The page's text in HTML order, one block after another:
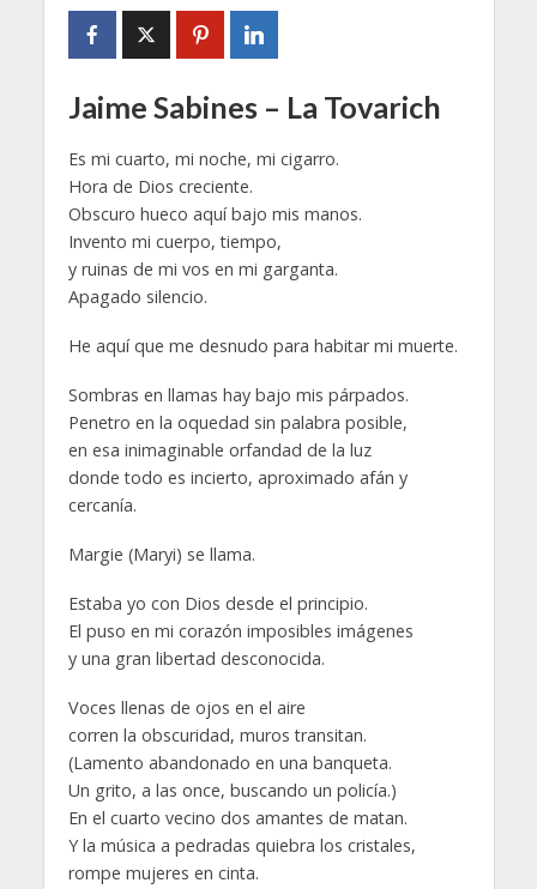
Jaime Sabines – La Tovarich
Es mi cuarto, mi noche, mi cigarro.
Hora de Dios creciente.
Obscuro hueco aquí bajo mis manos.
Invento mi cuerpo, tiempo,
y ruinas de mi vos en mi garganta.
Apagado silencio.
He aquí que me desnudo para habitar mi muerte.
Sombras en llamas hay bajo mis párpados.
Penetro en la oquedad sin palabra posible,
en esa inimaginable orfandad de la luz
donde todo es incierto, aproximado afán y
cercanía.
Margie (Maryi) se llama.
Estaba yo con Dios desde el principio.
El puso en mi corazón imposibles imágenes
y una gran libertad desconocida.
Voces llenas de ojos en el aire
corren la obscuridad, muros transitan.
(Lamento abandonado en una banqueta.
Un grito, a las once, buscando un policía.)
En el cuarto vecino dos amantes de matan.
Y la música a pedradas quiebra los cristales,
rompe mujeres en cinta.